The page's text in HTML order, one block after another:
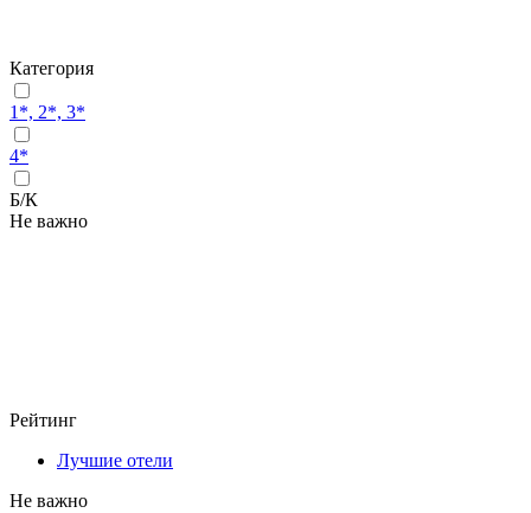
Категория
1*, 2*, 3*
4*
Б/К
Не важно
Рейтинг
Лучшие отели
Не важно